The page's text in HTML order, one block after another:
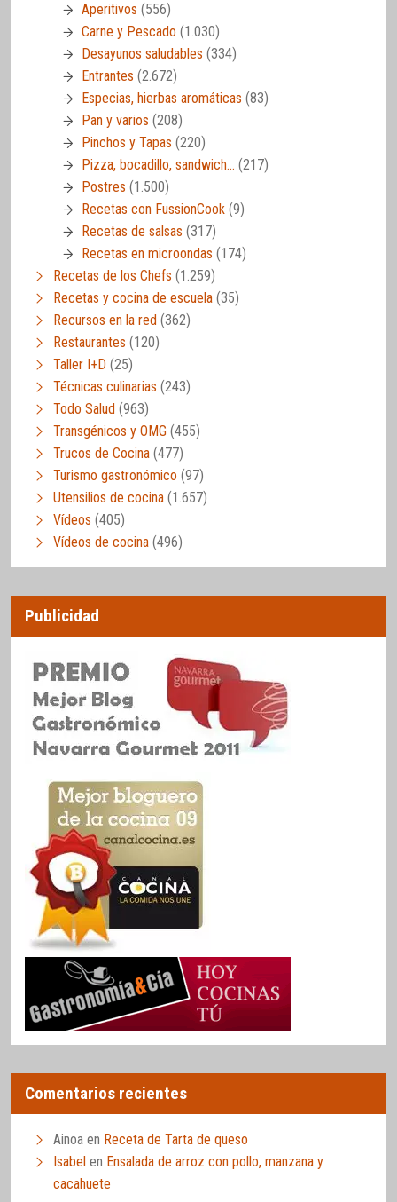
Aperitivos (556)
Carne y Pescado (1.030)
Desayunos saludables (334)
Entrantes (2.672)
Especias, hierbas aromáticas (83)
Pan y varios (208)
Pinchos y Tapas (220)
Pizza, bocadillo, sandwich… (217)
Postres (1.500)
Recetas con FussionCook (9)
Recetas de salsas (317)
Recetas en microondas (174)
Recetas de los Chefs (1.259)
Recetas y cocina de escuela (35)
Recursos en la red (362)
Restaurantes (120)
Taller I+D (25)
Técnicas culinarias (243)
Todo Salud (963)
Transgénicos y OMG (455)
Trucos de Cocina (477)
Turismo gastronómico (97)
Utensilios de cocina (1.657)
Vídeos (405)
Vídeos de cocina (496)
Publicidad
Comentarios recientes
Ainoa en Receta de Tarta de queso
Isabel en Ensalada de arroz con pollo, manzana y
cacahuete